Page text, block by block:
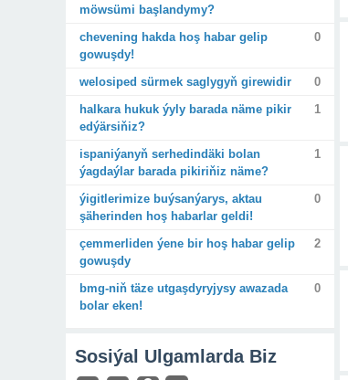
möwsümi başlandymy?
chevening hakda hoş habar gelip
gowuşdy!
0
welosiped sürmek saglygyň girewidir
0
halkara hukuk ýyly barada näme pikir
edýärsiňiz?
1
ispaniýanyň serhedindäki bolan
ýagdaýlar barada pikiriňiz näme?
1
ýigitlerimize buýsanýarys, aktau
şäherinden hoş habarlar geldi!
0
çemmerliden ýene bir hoş habar gelip
gowuşdy
2
bmg-niň täze utgaşdyryjysy awazada
bolar eken!
0
Sosiýal Ulgamlarda Biz